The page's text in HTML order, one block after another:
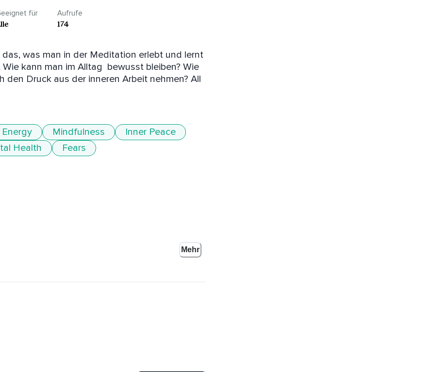
für Aufrufe
174
was man in der Meditation erlebt und lernt
kann man im Alltag  bewusst bleiben? Wie
Druck aus der inneren Arbeit nehmen? All
Energy Mindfulness
Inner Peace
Health
Fears
Mehr